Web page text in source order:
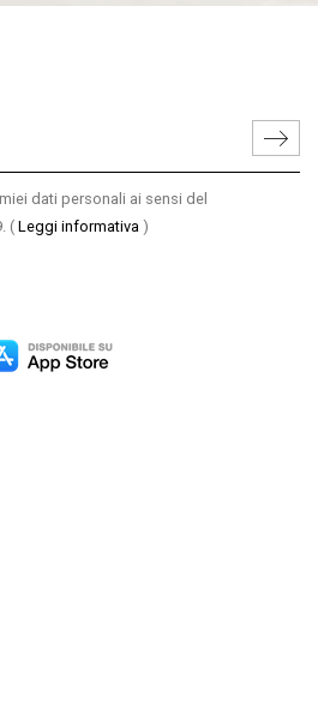
dati personali ai sensi del
( Leggi informativa )